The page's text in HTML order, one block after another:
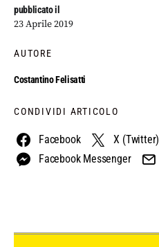
pubblicato il
23 Aprile 2019
AUTORE
Costantino Felisatti
CONDIVIDI ARTICOLO
Facebook X (Twitter)
Facebook Messenger